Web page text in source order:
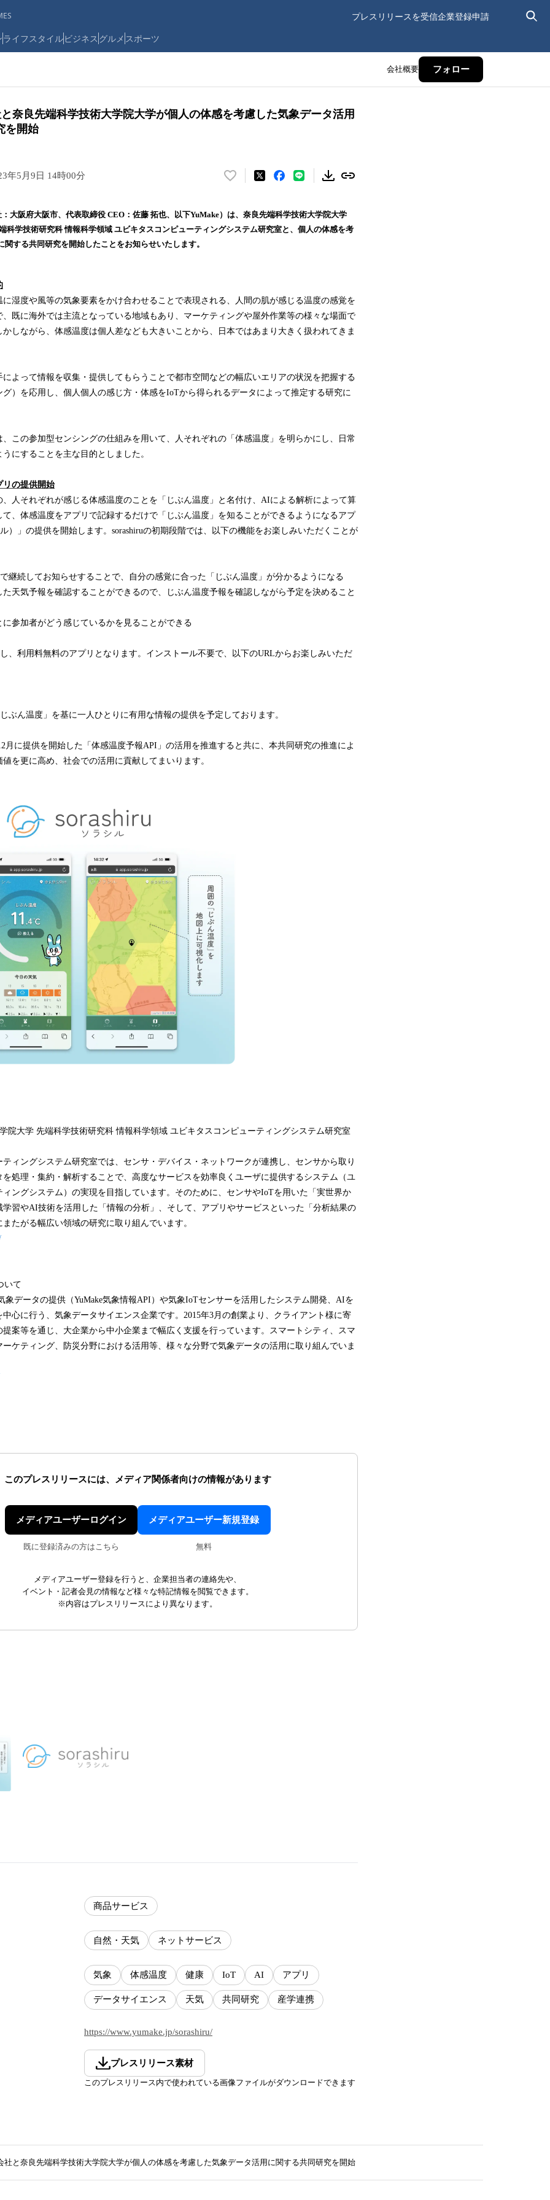
プレスリリースを受信企業登録申請
ライフスタイルビジネス グルメ スポーツ
会社概要 フォロー
奈良先端科学技術大学院大学が個人の体感を考慮した気象データ活用
を開始
年5月9日 14時00分
い
！
数
み
中
で
す
大阪府大阪市、代表取締役 CEO：佐藤 拓也、以下YuMake）は、奈良先端科学技術大学院大学
科学技術研究科 情報科学領域 ユビキタスコンピューティングシステム研究室と、個人の体感を考
関する共同研究を開始したことをお知らせいたします。
に湿度や風等の気象要素をかけ合わせることで表現される、人間の肌が感じる温度の感覚を
既に海外では主流となっている地域もあり、マーケティングや屋外作業等の様々な場面で
しながら、体感温度は個人差なども大きいことから、日本ではあまり大きく扱われてきま
によって情報を収集・提供してもらうことで都市空間などの幅広いエリアの状況を把握する
）を応用し、個人個人の感じ方・体感をIoTから得られるデータによって推定する研究に
この参加型センシングの仕組みを用いて、人それぞれの「体感温度」を明らかにし、日常
にすることを主な目的としました。
リの提供開始
人それぞれが感じる体感温度のことを「じぶん温度」と名付け、AIによる解析によって算
、体感温度をアプリで記録するだけで「じぶん温度」を知ることができるようになるアプ
ル）」の提供を開始します。sorashiruの初期段階では、以下の機能をお楽しみいただくことが
で継続してお知らせすることで、自分の感覚に合った「じぶん温度」が分かるようになる
た天気予報を確認することができるので、じぶん温度予報を確認しながら予定を決めること
に参加者がどう感じているかを見ることができる
、利用料無料のアプリとなります。インストール不要で、以下のURLからお楽しみいただ
ぶん温度」を基に一人ひとりに有用な情報の提供を予定しております。
月に提供を開始した「体感温度予報API」の活用を推進すると共に、本共同研究の推進によ
を更に高め、社会での活用に貢献してまいります。
院大学 先端科学技術研究科 情報科学領域 ユビキタスコンピューティングシステム研究室
ィングシステム研究室では、センサ・デバイス・ネットワークが連携し、センサから取り
処理・集約・解析することで、高度なサービスを効率良くユーザに提供するシステム（ユ
ィングシステム）の実現を目指しています。そのために、センサやIoTを用いた「実世界か
学習やAI技術を活用した「情報の分析」、そして、アプリやサービスといった「分析結果の
たがる幅広い領域の研究に取り組んでいます。
いて
象データの提供（YuMake気象情報API）や気象IoTセンサーを活用したシステム開発、AIを
心に行う、気象データサイエンス企業です。2015年3月の創業より、クライアント様に寄
提案等を通じ、大企業から中小企業まで幅広く支援を行っています。スマートシティ、スマ
ケティング、防災分野における活用等、様々な分野で気象データの活用に取り組んでいま
このプレスリリースには、 メディア関係者向けの情報があります
メディアユーザーログイン
既に登録済みの方はこちら
メディアユーザー新規登録
無料
メディアユーザー登録を行うと、企業担当者の連絡先や、
イベント・記者会見の情報など様々な特記情報を閲覧できます。
※内容はプレスリリースにより異なります。
商品サービス
自然・天気 ネットサービス
気象 体感温度 健康 IoT AI アプリ
データサイエンス 天気 共同研究 産学連携
https://www.yumake.jp/sorashiru/
プレスリリース素材
このプレスリリース内で使われている画像ファイルがダウンロードできます
社と奈良先端科学技術大学院大学が個人の体感を考慮した気象データ活用に関する共同研究を開始